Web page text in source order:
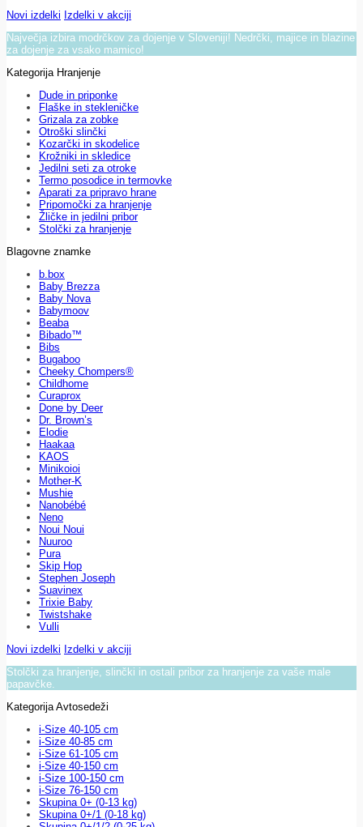
Novi izdelki Izdelki v akciji
Največja izbira modrčkov za dojenje v Sloveniji! Nedrčki, majice in blazine
za dojenje za vsako mamico!
Kategorija Hranjenje
Dude in priponke
Flaške in stekleničke
Grizala za zobke
Otroški slinčki
Kozarčki in skodelice
Krožniki in skledice
Jedilni seti za otroke
Termo posodice in termovke
Aparati za pripravo hrane
Pripomočki za hranjenje
Žličke in jedilni pribor
Stolčki za hranjenje
Blagovne znamke
b.box
Baby Brezza
Baby Nova
Babymoov
Beaba
Bibado™
Bibs
Bugaboo
Cheeky Chompers®
Childhome
Curaprox
Done by Deer
Dr. Brown’s
Elodie
Haakaa
KAOS
Minikoioi
Mother-K
Mushie
Nanobébé
Neno
Noui Noui
Nuuroo
Pura
Skip Hop
Stephen Joseph
Suavinex
Trixie Baby
Twistshake
Vulli
Novi izdelki Izdelki v akciji
Stolčki za hranjenje, slinčki in ostali pribor za hranjenje za vaše male
papavčke.
Kategorija Avtosedeži
i-Size 40-105 cm
i-Size 40-85 cm
i-Size 61-105 cm
i-Size 40-150 cm
i-Size 100-150 cm
i-Size 76-150 cm
Skupina 0+ (0-13 kg)
Skupina 0+/1 (0-18 kg)